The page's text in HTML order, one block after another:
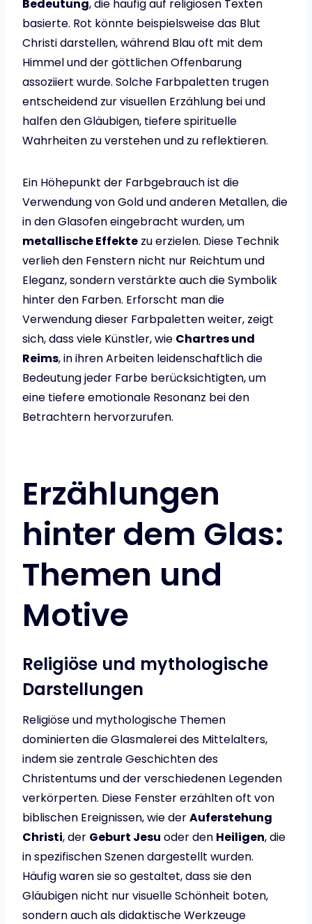
Bedeutung, die häufig auf religiösen Texten
basierte. Rot könnte beispielsweise das Blut
Christi darstellen, während Blau oft mit dem
Himmel und der göttlichen Offenbarung
assoziiert wurde. Solche Farbpaletten trugen
entscheidend zur visuellen Erzählung bei und
halfen den Gläubigen, tiefere spirituelle
Wahrheiten zu verstehen und zu reflektieren.
Ein Höhepunkt der Farbgebrauch ist die
Verwendung von Gold und anderen Metallen, die
in den Glasofen eingebracht wurden, um
metallische Effekte zu erzielen. Diese Technik
verlieh den Fenstern nicht nur Reichtum und
Eleganz, sondern verstärkte auch die Symbolik
hinter den Farben. Erforscht man die
Verwendung dieser Farbpaletten weiter, zeigt
sich, dass viele Künstler, wie Chartres und
Reims, in ihren Arbeiten leidenschaftlich die
Bedeutung jeder Farbe berücksichtigten, um
eine tiefere emotionale Resonanz bei den
Betrachtern hervorzurufen.
Erzählungen
hinter dem Glas:
Themen und
Motive
Religiöse und mythologische
Darstellungen
Religiöse und mythologische Themen
dominierten die Glasmalerei des Mittelalters,
indem sie zentrale Geschichten des
Christentums und der verschiedenen Legenden
verkörperten. Diese Fenster erzählten oft von
biblischen Ereignissen, wie derAuferstehung
Christi, der Geburt Jesu oder den Heiligen, die
in spezifischen Szenen dargestellt wurden.
Häufig waren sie so gestaltet, dass sie den
Gläubigen nicht nur visuelle Schönheit boten,
sondern auch als didaktische Werkzeuge